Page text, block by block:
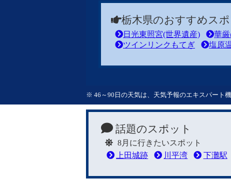
栃木県のおすすめスポ
日光東照宮(世界遺産) 華
ツインリンクもてぎ
塩原
※ 46～90日の天気は、天気予報のエキスパート
話題のスポット
8月に行きたいスポット
上田城跡
川平湾 下灘駅